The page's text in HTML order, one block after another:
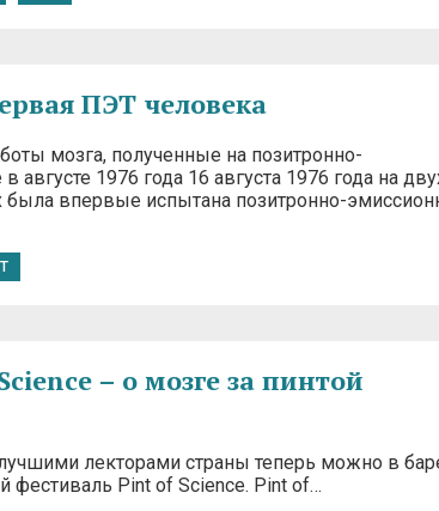
ПЭТ человека
мозга, полученные на позитронно-
августе 1976 года 16 августа 1976 года на
впервые испытана позитронно-
– о мозге за пинтой
лекторами страны теперь можно в
Pint of Science. Pint of…